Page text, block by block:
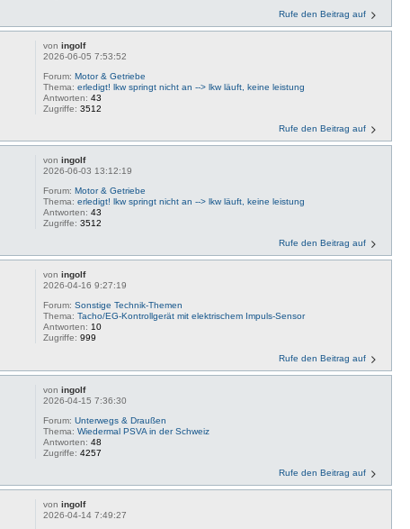
Rufe den Beitrag auf
voningolf
2026-06-05 7:53:52
Forum:Motor & Getriebe
Thema:erledigt! lkw springt nicht an --> lkw läuft, keine leistung
Antworten:43
Zugriffe:3512
Rufe den Beitrag auf
voningolf
2026-06-03 13:12:19
Forum:Motor & Getriebe
Thema:erledigt! lkw springt nicht an --> lkw läuft, keine leistung
Antworten:43
Zugriffe:3512
Rufe den Beitrag auf
voningolf
2026-04-16 9:27:19
Forum:Sonstige Technik-Themen
Thema:Tacho/EG-Kontrollgerät mit elektrischem Impuls-Sensor
Antworten: 10
Zugriffe:999
Rufe den Beitrag auf
voningolf
2026-04-15 7:36:30
Forum:Unterwegs & Draußen
Thema:Wiedermal PSVA in der Schweiz
Antworten:48
Zugriffe:4257
Rufe den Beitrag auf
voningolf
2026-04-14 7:49:27